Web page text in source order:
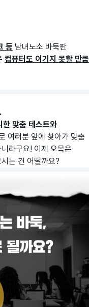
등 남녀노소 바둑판
컴퓨터도 이기지 못할 만큼
한 맞춤 테스트와
여러분 앞에 찾아가 맞춤
라구요! 이제 오목은
는 건 어떨까요?